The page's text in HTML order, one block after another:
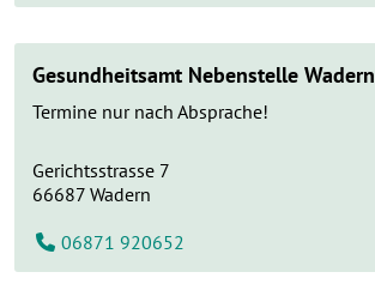
Gesundheitsamt Nebenstelle Wadern
Termine nur nach Absprache!
Gerichtsstrasse 7
66687 Wadern
06871 920652